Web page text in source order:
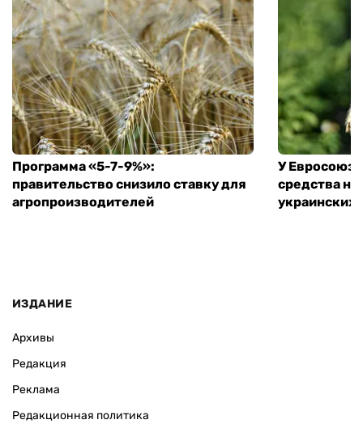
Программа «5-7-9%»:
правительство снизило ставку для
агропроизводителей
У
средства
ИЗДАНИЕ
Архивы
Редакция
Реклама
Редакционная политика